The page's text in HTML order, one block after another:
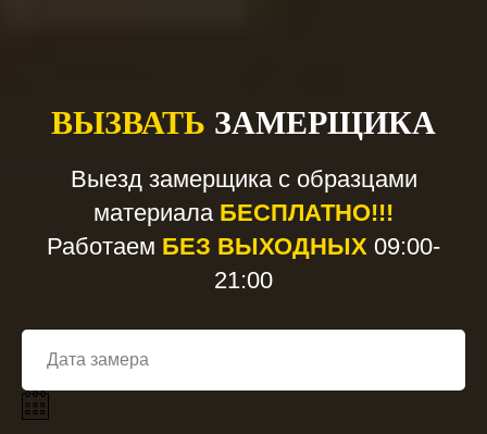
ВЫЗВАТЬ ЗАМЕРЩИКА
Выезд замерщика с образцами
материала БЕСПЛАТНО!!!
Работаем БЕЗ ВЫХОДНЫХ 09:00-
21:00